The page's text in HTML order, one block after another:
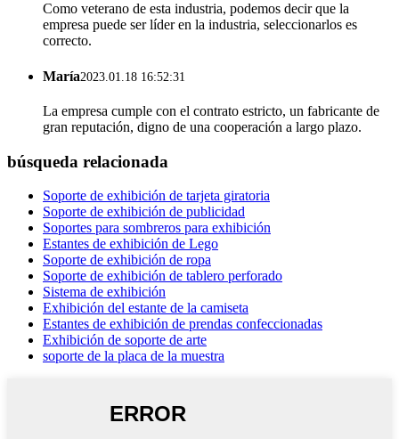
Como veterano de esta industria, podemos decir que la
empresa puede ser líder en la industria, seleccionarlos es
correcto.
María2023.01.18 16:52:31
La empresa cumple con el contrato estricto, un fabricante de
gran reputación, digno de una cooperación a largo plazo.
búsqueda relacionada
Soporte de exhibición de tarjeta giratoria
Soporte de exhibición de publicidad
Soportes para sombreros para exhibición
Estantes de exhibición de Lego
Soporte de exhibición de ropa
Soporte de exhibición de tablero perforado
Sistema de exhibición
Exhibición del estante de la camiseta
Estantes de exhibición de prendas confeccionadas
Exhibición de soporte de arte
soporte de la placa de la muestra